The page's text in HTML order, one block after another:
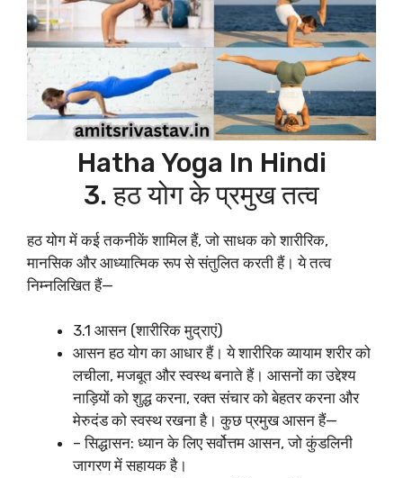
Hatha Yoga In Hindi
3. हठ योग के प्रमुख तत्व
हठ योग में कई तकनीकें शामिल हैं, जो साधक को शारीरिक,
मानसिक और आध्यात्मिक रूप से संतुलित करती हैं। ये तत्व
निम्नलिखित हैं—
3.1 आसन (शारीरिक मुद्राएं)
आसन हठ योग का आधार हैं। ये शारीरिक व्यायाम शरीर को
लचीला, मजबूत और स्वस्थ बनाते हैं। आसनों का उद्देश्य
नाड़ियों को शुद्ध करना, रक्त संचार को बेहतर करना और
मेरुदंड को स्वस्थ रखना है। कुछ प्रमुख आसन हैं—
– सिद्धासन: ध्यान के लिए सर्वोत्तम आसन, जो कुंडलिनी
जागरण में सहायक है।